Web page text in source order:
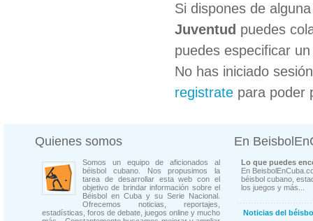
Si dispones de
Juventud puedes
puedes especificar
No has iniciado
registrate para poder
Quienes somos
Somos un equipo de aficionados al
béisbol cubano. Nos propusimos la
tarea de desarrollar esta web con el
objetivo de brindar información sobre el
Béisbol en Cuba y su Serie Nacional.
Ofrecemos noticias, reportajes,
estadísticas, foros de debate, juegos online y mucho
En
Lo que puedes
En
béisbol cubano,
los juegos y más...
Noticias del